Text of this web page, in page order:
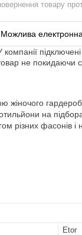
товару
компанії
не покидаючи
жіночого
на
різних фасонів
Etor